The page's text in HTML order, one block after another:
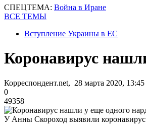
СПЕЦТЕМА: Война в Иране
ВСЕ ТЕМЫ
Вступление Украины в ЕС
Коронавирус
Корреспондент.net, 28 марта 2020, 13:45
0
49358
У Анны Скороход выявили коронавирус